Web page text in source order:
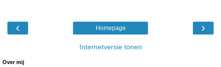
‹ ›
Homepage
Internetversie tonen
Over mij